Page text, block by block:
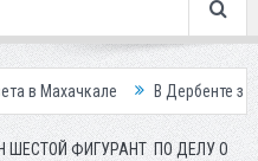
В Дербенте застройщик
ШЕСТОЙ ФИГУРАНТ ПО ДЕЛУ О